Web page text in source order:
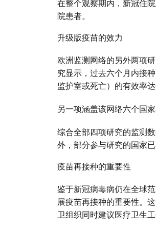
在整个观察期内，新冠住
院患者。
升级版疫苗的效力
欧洲监测网络的另外两项
究显示，过去六个月内接
监护室或死亡）的有效率达
另一项涵盖该网络六个国
综合全部四项研究的监测
外，部分参与研究的国家
疫苗再接种的重要性
鉴于新冠病毒病仍在全球
展疫苗再接种的重要性。
卫组织同时建议医疗卫生